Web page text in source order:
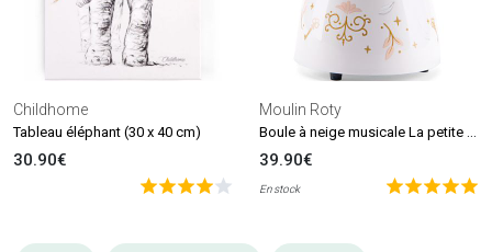
Childhome
Tableau éléphant (30 x 40 cm)
30.90€
Moulin Roty
39.90€
En stock